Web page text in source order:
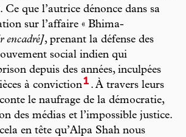
Ce que l’autrice dénonce dans sa
sur l’affaire « Bhima-
encadré], prenant la défense des
social indien qui
depuis des années, inculpées
à conviction1 . À travers leurs
le naufrage de la démocratie,
des médias et l’impossible justice.
en tête qu’Alpa Shah nous